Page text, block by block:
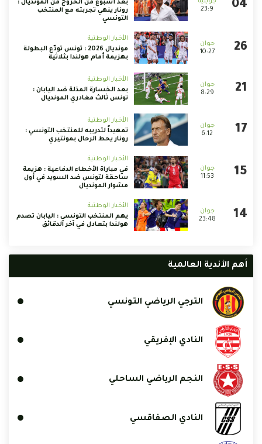
23:9
بعد أسبوع من الخروج من المونديال :
رونار ينهي تجربته مع المنتخب
التونسي
10:27
الأخبار الوطنية
مونديال 2026 : تونس تودّع البطولة
بهزيمة أمام هولندا بثلاثية
8:29
الأخبار الوطنية
بعد الخسارة المذلة ضد اليابان :
تونس ثالث مغادري المونديال
6:12
الأخبار الوطنية
تمهيداً لتدريبه للمنتخب التونسي :
رونار يحط الرحال بمونتيري
11:53
الأخبار الوطنية
في مباراة الأخطاء الدفاعية : هزيمة
ساحقة لتونس ضد السويد في أول
مشوار المونديال
23:48
الأخبار الوطنية
يهم المنتخب التونسي : اليابان تصدم
هولندا بتعادل في آخر الدقائق
أهم الأندية العالمية
الترجي الرياضي التونسي
النادي الإفريقي
النجم الرياضي الساحلي
النادي الصفاقسي